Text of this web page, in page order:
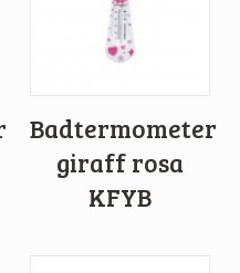
Badtermometer
giraff rosa
KFYB